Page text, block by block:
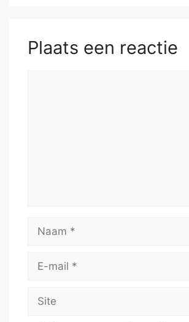
Plaats een reactie
Naam
Site